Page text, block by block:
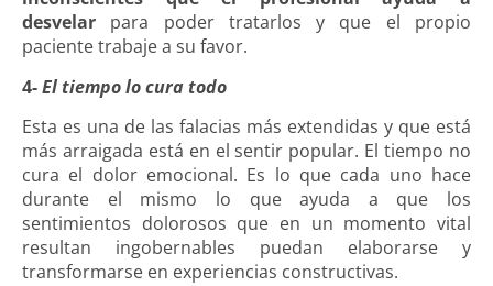
desvelar para poder tratarlos y que el propio
paciente trabaje a su favor.
4-El tiempo lo cura todo
Esta es una de las falacias más extendidas y que está
más arraigada está en el sentir popular. El tiempo no
cura el dolor emocional. Es lo que cada uno hace
durante el mismo lo que ayuda a que los
sentimientos dolorosos que en un momento vital
resultan ingobernables puedan elaborarse y
transformarse en experiencias constructivas.